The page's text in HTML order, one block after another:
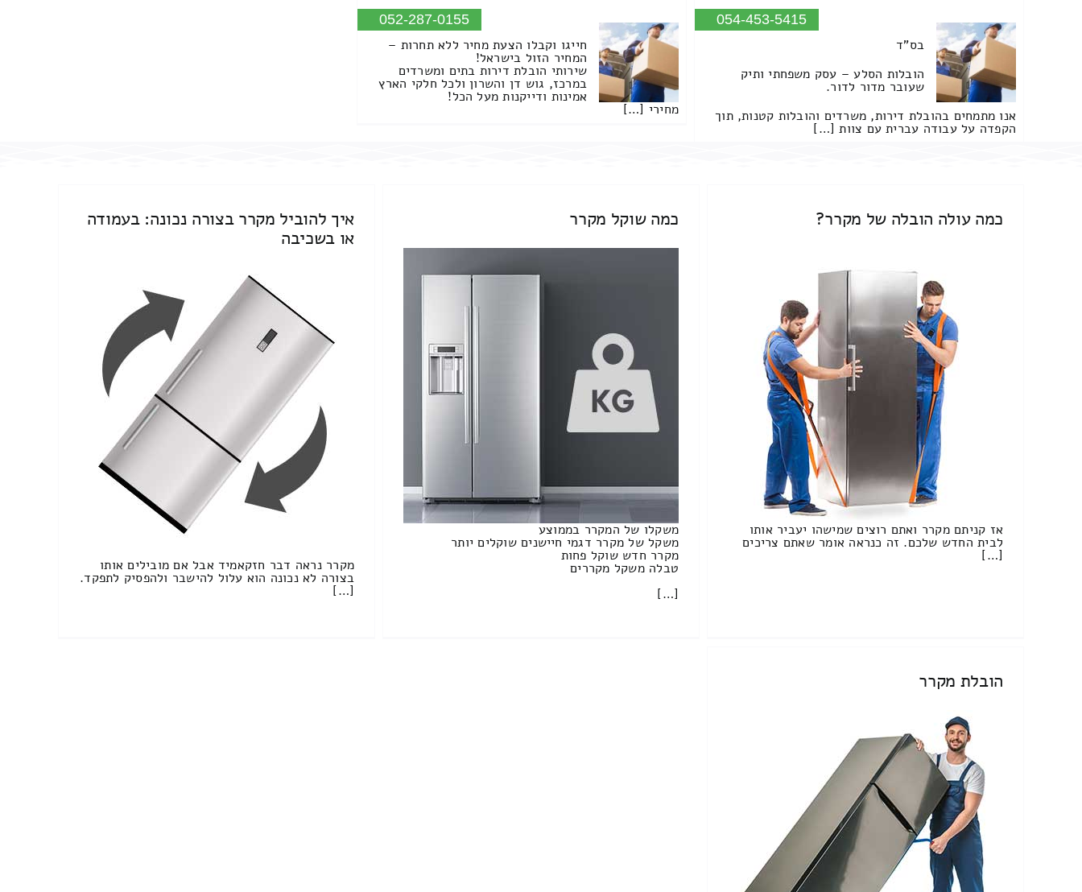
054-453-5415
בס"ד
הובלות הסלע – עסק משפחתי ותיק
שעובר מדור לדור.
אנו מתמחים בהובלת דירות, משרדים והובלות קטנות, תוך
הקפדה על עבודה עברית עם צוות […]
052-287-0155
חייגו וקבלו הצעת מחיר ללא תחרות –
המחיר הזול בישראל!
שירותי הובלת דירות בתים ומשרדים
במרכז, גוש דן והשרון ולכל חלקי הארץ
אמינות ודייקנות מעל הכל!
מחירי […]
כמה עולה הובלה של מקרר?
אז קניתם מקרר ואתם רוצים שמישהו יעביר אותו
לבית החדש שלכם. זה כנראה אומר שאתם צריכים
[…]
כמה שוקל מקרר
משקלו של המקרר בממוצע
משקל של מקרר דגמי חיישנים שוקלים יותר
מקרר חדש שוקל פחות
טבלה משקל מקררים
[…]
איך להוביל מקרר בצורה נכונה: בעמודה
או בשכיבה
מקרר נראה דבר חזקאמיד אבל אם מובילים אותו
בצורה לא נכונה הוא עלול להישבר ולהפסיק לתפקד.
[…]
הובלת מקרר